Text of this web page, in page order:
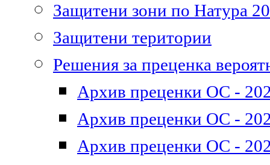
Защитени зони по Натура
Защитени територии
Решения за преценка
Архив преценки ОС -
Архив преценки ОС -
Архив преценки ОС -